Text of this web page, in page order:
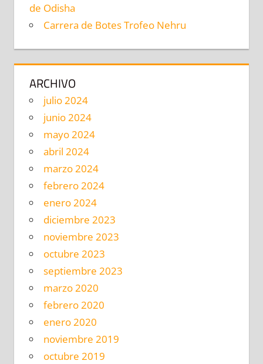
de Odisha
Carrera de Botes Trofeo Nehru
ARCHIVO
julio 2024
junio 2024
mayo 2024
abril 2024
marzo 2024
febrero 2024
enero 2024
diciembre 2023
noviembre 2023
octubre 2023
septiembre 2023
marzo 2020
febrero 2020
enero 2020
noviembre 2019
octubre 2019